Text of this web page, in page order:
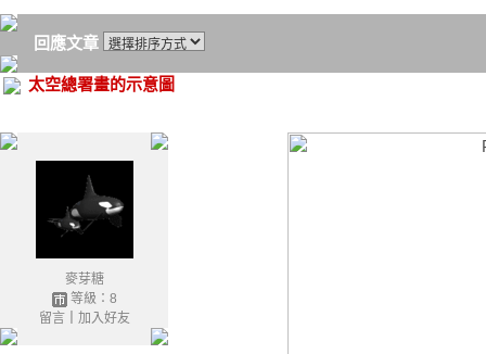
回應文章
太空總署畫的示意圖
麥芽糖
等級：8
留言｜ 加入好友